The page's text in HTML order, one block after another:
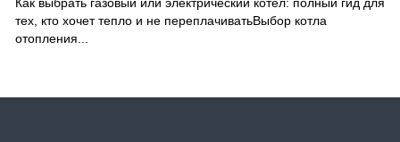
Как выбрать газовый или электрический котел: полный гид для
тех, кто хочет тепло и не переплачиватьВыбор котла
отопления...